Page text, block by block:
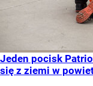
Jeden pocisk
się z ziemi w